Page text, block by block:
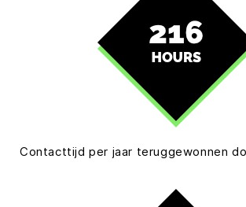
Contacttijd per jaar teruggewonnen